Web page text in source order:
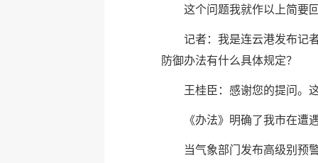
这个问题我就作以上简要
记者：我是连云港发布记
防御办法有什么具体规定？
王桂臣：感谢您的提问。
《办法》明确了我市在遭
当气象部门发布高级别预